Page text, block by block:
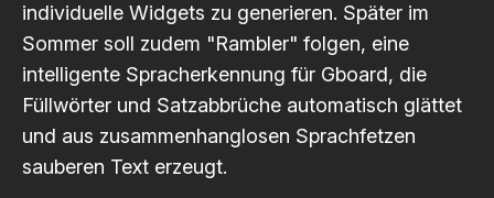
individuelle Widgets zu generieren. Später im
Sommer soll zudem "Rambler" folgen, eine
intelligente Spracherkennung für Gboard, die
Füllwörter und Satzabbrüche automatisch glättet
und aus zusammenhanglosen Sprachfetzen
sauberen Text erzeugt.